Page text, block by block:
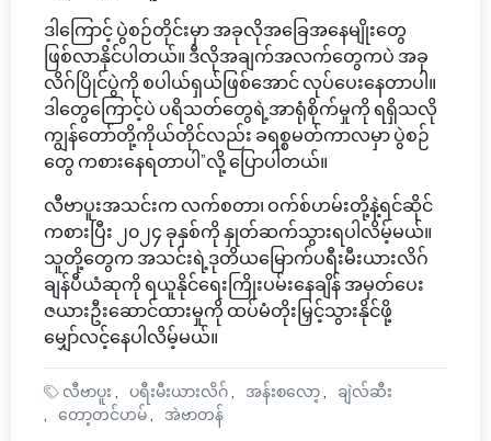
ဒါကြောင့် ပွဲစဉ်တိုင်းမှာ အခုလိုအခြေအနေမျိုးတွေ
ဖြစ်လာနိုင်ပါတယ်။ ဒီလိုအချက်အလက်တွေကပဲ အခု
လိဂ်ပြိုင်ပွဲကို စပါယ်ရှယ်ဖြစ်အောင် လုပ်ပေးနေတာပါ။
ဒါတွေကြောင့်ပဲ ပရိသတ်တွေရဲ့အာရုံစိုက်မှုကို ရရှိသလို
ကျွန်တော်တို့ကိုယ်တိုင်လည်း ခရစ္စမတ်ကာလမှာ ပွဲစဉ်
တွေ ကစားနေရတာပါ”လို့ ပြောပါတယ်။
လီဗာပူးအသင်းက လက်စတာ၊ ဝက်စ်ဟမ်းတို့နဲ့ရင်ဆိုင်
ကစားပြီး ၂၀၂၄ ခုနှစ်ကို နှုတ်ဆက်သွားရပါလိမ့်မယ်။
သူတို့တွေက အသင်းရဲ့ဒုတိယမြောက်ပရီးမီးယားလိဂ်
ချန်ပီယံဆုကို ရယူနိုင်ရေးကြိုးပမ်းနေချိန် အမှတ်ပေး
ဇယားဦးဆောင်ထားမှုကို ထပ်မံတိုးမြှင့်သွားနိုင်ဖို့
မျှော်လင့်နေပါလိမ့်မယ်။
လီဗာပူး ပရီးမီးယားလိဂ် အန်းစလော့
ချဲလ်ဆီး
တော့တင်ဟမ်
အဲဗာတန်